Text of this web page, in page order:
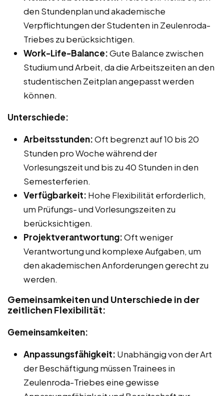
den Stundenplan und akademische
Verpflichtungen der Studenten in Zeulenroda-
Triebes zu berücksichtigen.
Work-Life-Balance:Gute Balance zwischen
Studium und Arbeit, da die Arbeitszeiten an den
studentischen Zeitplan angepasst werden
können.
Unterschiede:
Arbeitsstunden:Oft begrenzt auf 10 bis 20
Stunden pro Woche während der
Vorlesungszeit und bis zu 40 Stunden in den
Semesterferien.
Verfügbarkeit: Hohe Flexibilität erforderlich,
um Prüfungs- und Vorlesungszeiten zu
berücksichtigen.
Projektverantwortung:Oft weniger
Verantwortung und komplexe Aufgaben, um
den akademischen Anforderungen gerecht zu
werden.
Gemeinsamkeiten und Unterschiede in der
zeitlichen Flexibilität:
Gemeinsamkeiten:
Anpassungsfähigkeit: Unabhängig von der Art
der Beschäftigung müssen Trainees in
Zeulenroda-Triebes eine gewisse